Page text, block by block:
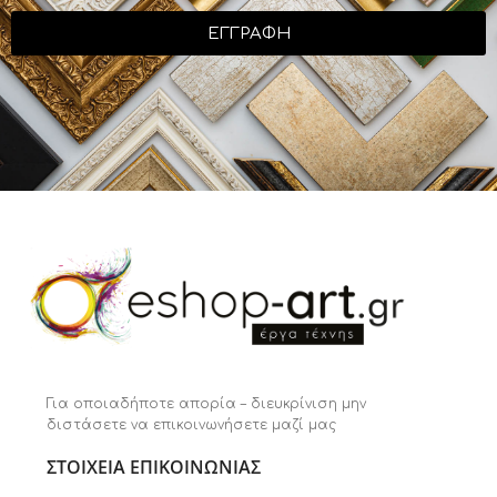
ΕΓΓΡΑΦΗ
Για οποιαδήποτε απορία – διευκρίνιση μην
διστάσετε να επικοινωνήσετε μαζί μας
ΣΤΟΙΧΕΙΑ ΕΠΙΚΟΙΝΩΝΙΑΣ